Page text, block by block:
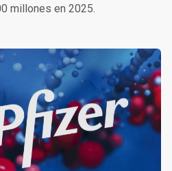
millones en 2025.